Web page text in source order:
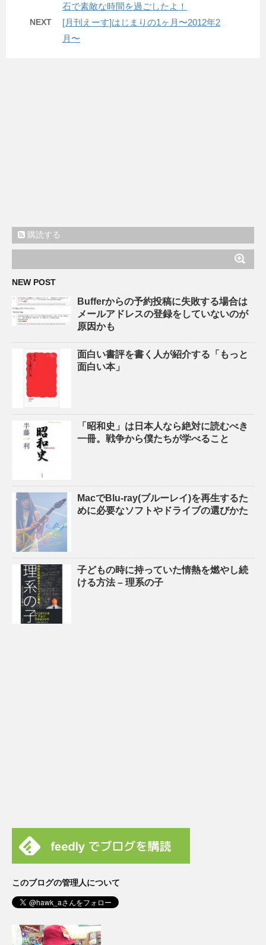
石で素敵な時間を過ごしたよ！
NEXT
[月刊えーす]はじまりの1ヶ月〜2012年2
月〜
購読する
NEW POST
Bufferからの予約投稿に失敗する場合は
メールアドレスの登録をしていないのが
原因かも
面白い書評を書く人が紹介する「もっと
面白い本」
「昭和史」は日本人なら絶対に読むべき
一冊。戦争から僕たちが学べること
MacでBlu-ray(ブルーレイ)を再生するた
めに必要なソフトやドライブの選びかた
子どもの時に持っていた情熱を燃やし続
ける方法 – 理系の子
このブログの管理人について